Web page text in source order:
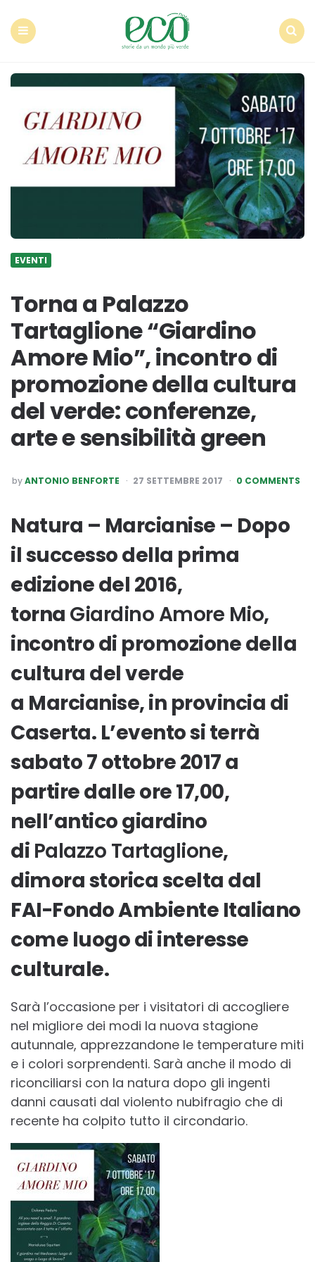
EVENTI
Torna a Palazzo
Tartaglione “Giardino
Amore Mio”, incontro di
promozione della cultura
del verde: conferenze,
arte e sensibilità green
POSTED
BY
byANTONIO BENFORTE 27 SETTEMBRE 2017 0 COMMENTS
Natura – Marcianise – Dopo
il successo della prima
edizione del 2016,
torna Giardino Amore Mio,
incontro di promozione della
cultura del verde
a Marcianise, in provincia di
Caserta. L’evento si terrà
sabato 7 ottobre 2017 a
partire dalle ore 17,00,
nell’antico giardino
di Palazzo Tartaglione,
dimora storica scelta dal
FAI-Fondo Ambiente Italiano
come luogo di interesse
culturale.
Sarà l’occasione per i visitatori di accogliere
nel migliore dei modi la nuova stagione
autunnale, apprezzandone le temperature miti
e i colori sorprendenti. Sarà anche il modo di
riconciliarsi con la natura dopo gli ingenti
danni causati dal violento nubifragio che di
recente ha colpito tutto il circondario.